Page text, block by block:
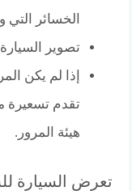
الخسائر
تصوير
إذا لم يكن
هيئة المرور.
تعرض السيارة